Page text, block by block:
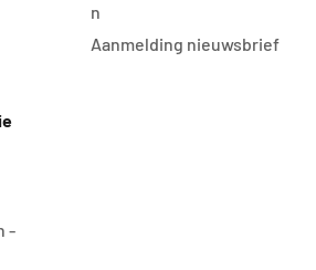
n
Aanmelding nieuwsbrief
-